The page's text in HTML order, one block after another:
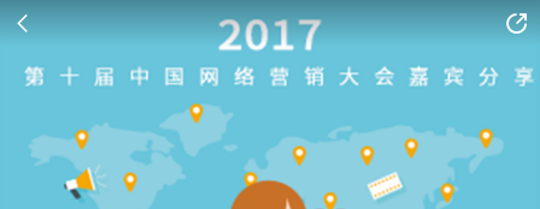
 